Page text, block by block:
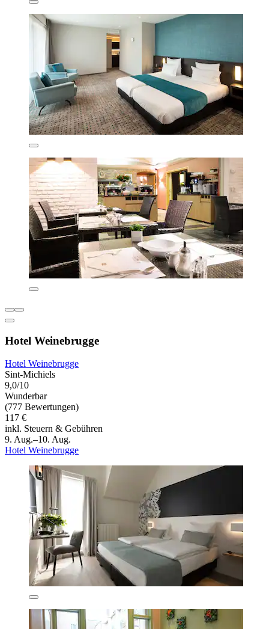
Hotel Weinebrugge
Hotel Weinebrugge
Sint-Michiels
9,0/10
Wunderbar
(777 Bewertungen)
117 €
inkl. Steuern & Gebühren
9. Aug.–10. Aug.
Hotel Weinebrugge